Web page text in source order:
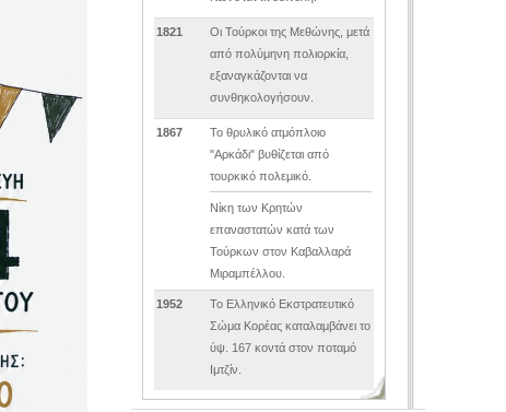
1821
Οι Τούρκοι της Μεθώνης, μετά
από πολύμηνη πολιορκία,
εξαναγκάζονται να
συνθηκολογήσουν.
1867
Το θρυλικό ατμόπλοιο
"Αρκάδι" βυθίζεται από
τουρκικό πολεμικό.
Νίκη των Κρητών
επαναστατών κατά των
Τούρκων στον Καβαλλαρά
Μιραμπέλλου.
1952
Το Ελληνικό Εκστρατευτικό
Σώμα Κορέας καταλαμβάνει το
ύψ. 167 κοντά στον ποταμό
Ιμτζίν.